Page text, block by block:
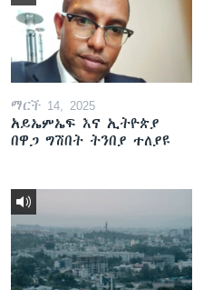
ማርች 14, 2025
አይኤምኤፍ እና ኢትዮጵያ
በዋጋ ግሽበት ትንበያ ተለያዩ